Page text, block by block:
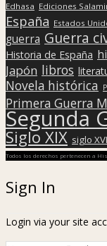
Edhasa Ediciones
España Estados
guerra Guerra
Historia de España
Japón libros
Novela histórica
Primera Guerra
Segunda
Siglo XIX siglo XVI
Todos los derechos pertenecen a
Sign In
Login via your site